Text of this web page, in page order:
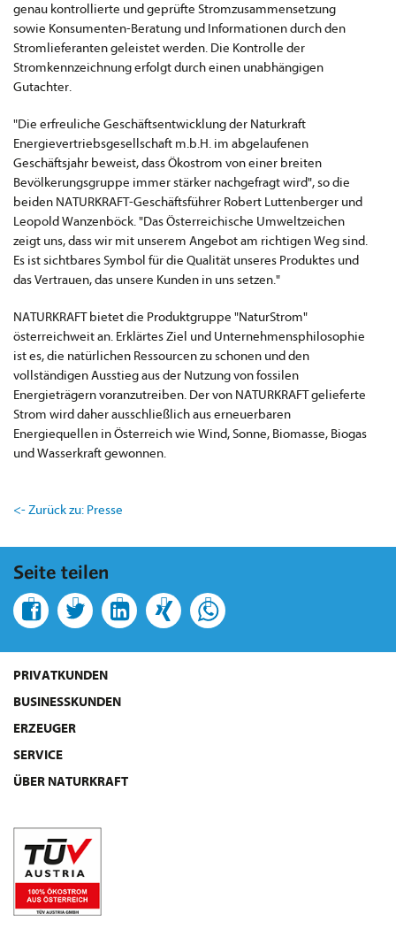
genau kontrollierte und geprüfte Stromzusammensetzung
sowie Konsumenten-Beratung und Informationen durch den
Stromlieferanten geleistet werden. Die Kontrolle der
Stromkennzeichnung erfolgt durch einen unabhängigen
Gutachter.
"Die erfreuliche Geschäftsentwicklung der Naturkraft
Energievertriebsgesellschaft m.b.H. im abgelaufenen
Geschäftsjahr beweist, dass Ökostrom von einer breiten
Bevölkerungsgruppe immer stärker nachgefragt wird", so die
beiden NATURKRAFT-Geschäftsführer Robert Luttenberger und
Leopold Wanzenböck. "Das Österreichische Umweltzeichen
zeigt uns, dass wir mit unserem Angebot am richtigen Weg sind.
Es ist sichtbares Symbol für die Qualität unseres Produktes und
das Vertrauen, das unsere Kunden in uns setzen."
NATURKRAFT bietet die Produktgruppe "NaturStrom"
österreichweit an. Erklärtes Ziel und Unternehmensphilosophie
ist es, die natürlichen Ressourcen zu schonen und den
vollständigen Ausstieg aus der Nutzung von fossilen
Energieträgern voranzutreiben. Der von NATURKRAFT gelieferte
Strom wird daher ausschließlich aus erneuerbaren
Energiequellen in Österreich wie Wind, Sonne, Biomasse, Biogas
und Wasserkraft gewonnen.
<- Zurück zu: Presse
Seite teilen
PRIVATKUNDEN
BUSINESSKUNDEN
ERZEUGER
SERVICE
ÜBER NATURKRAFT